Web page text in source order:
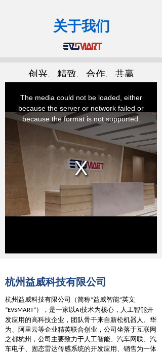
13516813962
创兴、精致、合作、共赢
杭州益威科技有限公司（简称“益威智能”英文
“EVSMART”），是一家以AI技术为核心，人工智能开
发应用的高科技企业，团队骨干来自新松机器人、华
为、阿里云等企业精英联合创业，公司坐落于互联网
之都杭州，公司主要致力于人工智能、汽车网联、汽
车电子、固态雷达传感系统的开发应用、销售为一体
杭州益威科技有限公司
关于我们